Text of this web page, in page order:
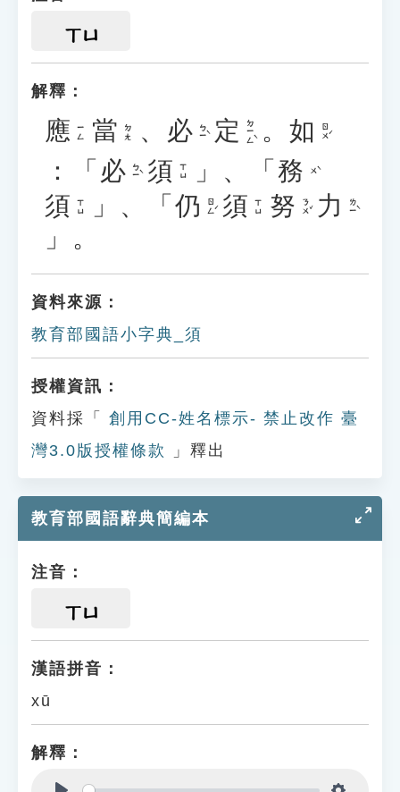
ㄒㄩ
解釋：
應 ㄧㄥ 當 ㄉㄤ 、 必 ㄅㄧˋ 定 ㄉㄧㄥˋ 。 如 ㄖㄨˊ
：「 必 ㄅㄧˋ 須 ㄒㄩ 」、「 務 ㄨˋ
須 ㄒㄩ 」、「 仍 ㄖㄥˊ 須 ㄒㄩ 努 ㄋㄨˇ 力 ㄌㄧˋ
」。
資料來源：
教育部國語小字典_須
授權資訊：
資料採「
創用CC-姓名標示- 禁止改作 臺
灣3.0版授權條款
」釋出
教育部國語辭典簡編本
注音：
ㄒㄩ
漢語拼音：
xū
解釋：